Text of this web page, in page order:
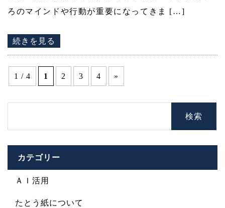
ろのマインドや行動が重要になってきま […]
続きを見る
1 / 4 1 2 3 4 »
カテゴリー
ＡＩ活用
たとう紙について